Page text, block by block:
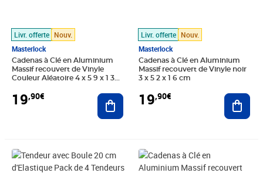
Livr. offerte Nouv.
Masterlock
Cadenas à Clé en Aluminium
Massif recouvert de Vinyle
Couleur Aléatoire 4 x 5 9 x 1 3
19,90€ Ajouter au panier
Livr. offerte Nouv.
Masterlock
Cadenas à Clé en Aluminium
Massif recouvert de Vinyle noir
3 x 5 2 x 1 6 cm
19,90€
Prix 19,90€ Prix 19,90€